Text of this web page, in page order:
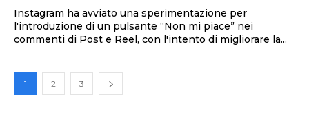
Instagram ha avviato una sperimentazione per
l'introduzione di un pulsante “Non mi piace” nei
commenti di Post e Reel, con l'intento di migliorare la...
1 2 3